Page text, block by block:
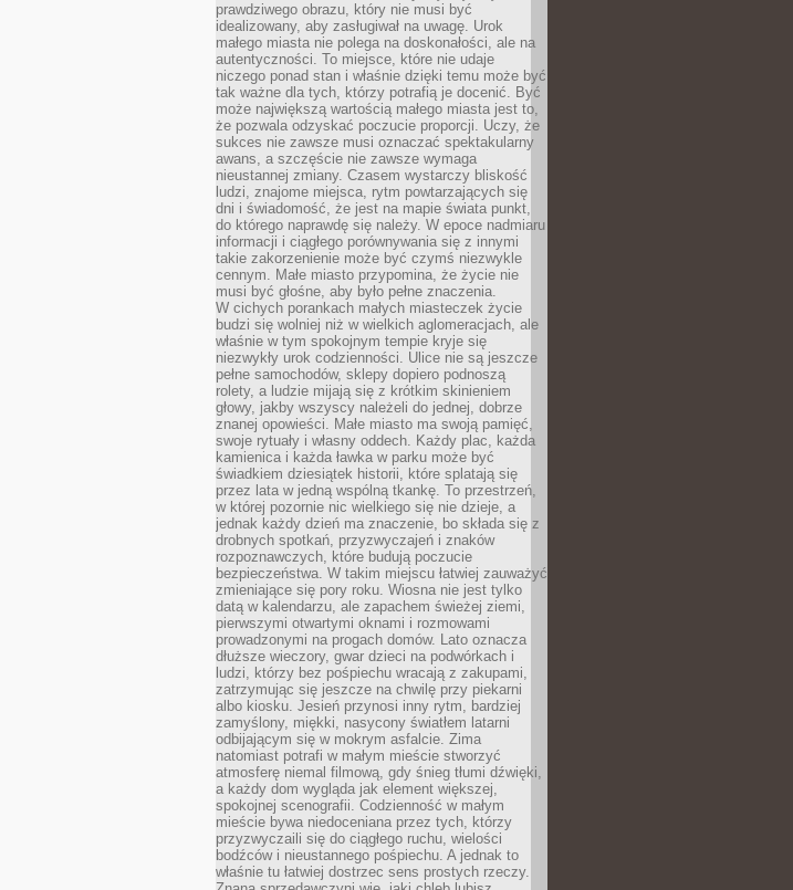
prawdziwego obrazu, który nie musi być
idealizowany, aby zasługiwał na uwagę. Urok
małego miasta nie polega na doskonałości, ale na
autentyczności. To miejsce, które nie udaje
niczego ponad stan i właśnie dzięki temu może być
tak ważne dla tych, którzy potrafią je docenić. Być
może największą wartością małego miasta jest to,
że pozwala odzyskać poczucie proporcji. Uczy, że
sukces nie zawsze musi oznaczać spektakularny
awans, a szczęście nie zawsze wymaga
nieustannej zmiany. Czasem wystarczy bliskość
ludzi, znajome miejsca, rytm powtarzających się
dni i świadomość, że jest na mapie świata punkt,
do którego naprawdę się należy. W epoce nadmiaru
informacji i ciągłego porównywania się z innymi
takie zakorzenienie może być czymś niezwykle
cennym. Małe miasto przypomina, że życie nie
musi być głośne, aby było pełne znaczenia.
W cichych porankach małych miasteczek życie
budzi się wolniej niż w wielkich aglomeracjach, ale
właśnie w tym spokojnym tempie kryje się
niezwykły urok codzienności. Ulice nie są jeszcze
pełne samochodów, sklepy dopiero podnoszą
rolety, a ludzie mijają się z krótkim skinieniem
głowy, jakby wszyscy należeli do jednej, dobrze
znanej opowieści. Małe miasto ma swoją pamięć,
swoje rytuały i własny oddech. Każdy plac, każda
kamienica i każda ławka w parku może być
świadkiem dziesiątek historii, które splatają się
przez lata w jedną wspólną tkankę. To przestrzeń,
w której pozornie nic wielkiego się nie dzieje, a
jednak każdy dzień ma znaczenie, bo składa się z
drobnych spotkań, przyzwyczajeń i znaków
rozpoznawczych, które budują poczucie
bezpieczeństwa. W takim miejscu łatwiej zauważyć
zmieniające się pory roku. Wiosna nie jest tylko
datą w kalendarzu, ale zapachem świeżej ziemi,
pierwszymi otwartymi oknami i rozmowami
prowadzonymi na progach domów. Lato oznacza
dłuższe wieczory, gwar dzieci na podwórkach i
ludzi, którzy bez pośpiechu wracają z zakupami,
zatrzymując się jeszcze na chwilę przy piekarni
albo kiosku. Jesień przynosi inny rytm, bardziej
zamyślony, miękki, nasycony światłem latarni
odbijającym się w mokrym asfalcie. Zima
natomiast potrafi w małym mieście stworzyć
atmosferę niemal filmową, gdy śnieg tłumi dźwięki,
a każdy dom wygląda jak element większej,
spokojnej scenografii. Codzienność w małym
mieście bywa niedoceniana przez tych, którzy
przyzwyczaili się do ciągłego ruchu, wielości
bodźców i nieustannego pośpiechu. A jednak to
właśnie tu łatwiej dostrzec sens prostych rzeczy.